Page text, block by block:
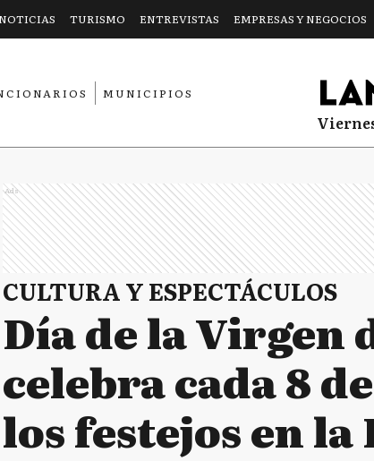
TURISMO ENTREVISTAS EMPRESAS Y NEGOCIOS
MUNICIPIOS
Ads
CULTURA Y ESPECTÁCULOS
Día de la Virgen
celebra cada 8
los festejos en la